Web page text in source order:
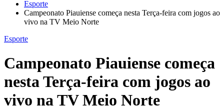
Esporte
Campeonato Piauiense começa nesta Terça-feira com jogos ao
vivo na TV Meio Norte
Esporte
Campeonato Piauiense começa
nesta Terça-feira com jogos ao
vivo na TV Meio Norte